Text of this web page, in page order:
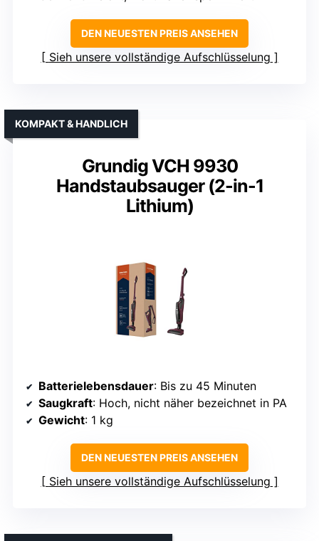
DEN NEUESTEN PREIS ANSEHEN
Sieh unsere vollständige Aufschlüsselung
Grundig VCH 9930
Handstaubsauger (2-in-1
Lithium)
KOMPAKT & HANDLICH
Batterielebensdauer: Bis zu 45 Minuten
Saugkraft: Hoch, nicht näher bezeichnet in PA
Gewicht: 1 kg
DEN NEUESTEN PREIS ANSEHEN
Sieh unsere vollständige Aufschlüsselung